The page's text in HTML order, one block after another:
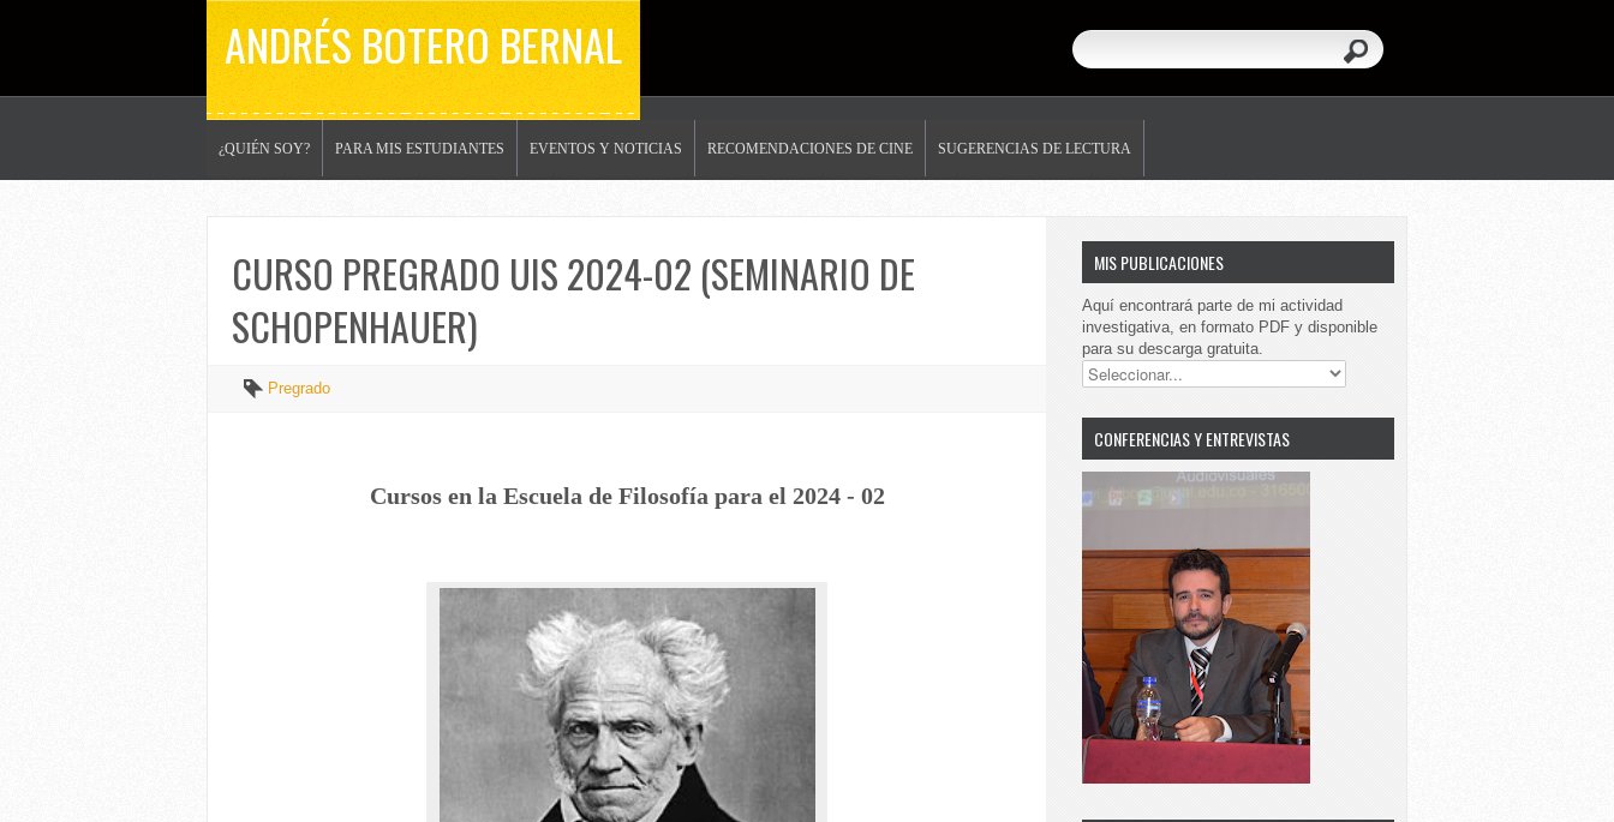
ANDRÉS BOTERO BERNAL
¿QUIÉN SOY? PARA MIS ESTUDIANTES EVENTOS Y NOTICIAS RECOMENDACIONES DE CINE SUGERENCIAS DE LECTURA
CURSO PREGRADO UIS 2024-02 (SEMINARIO DE
SCHOPENHAUER)
Pregrado
Cursos en la Escuela de Filosofía para el 2024 - 02
MIS PUBLICACIONES
Aquí encontrará parte de mi actividad
investigativa, en formato PDF y disponible
para su descarga gratuita.
CONFERENCIAS Y ENTREVISTAS